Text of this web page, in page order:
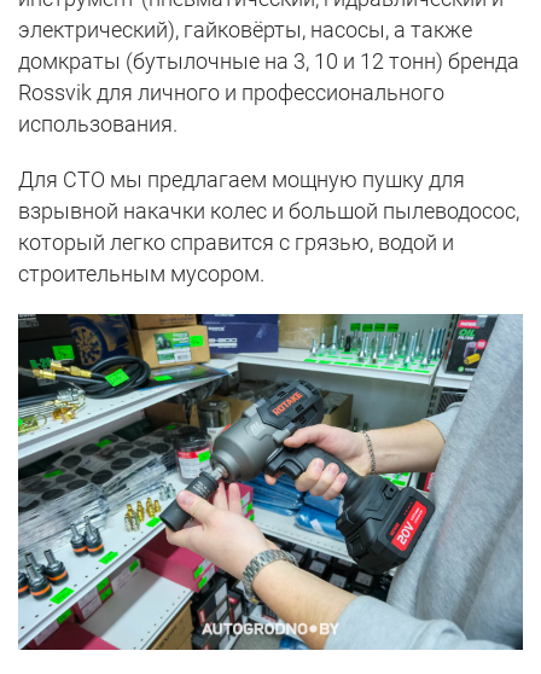
электрический), гайковёрты, насосы, а также
домкраты (бутылочные на 3, 10 и 12 тонн) бренда
Rossvik для личного и профессионального
использования.
Для СТО мы предлагаем мощную пушку для
взрывной накачки колес и большой пылеводосос,
который легко справится с грязью, водой и
строительным мусором.